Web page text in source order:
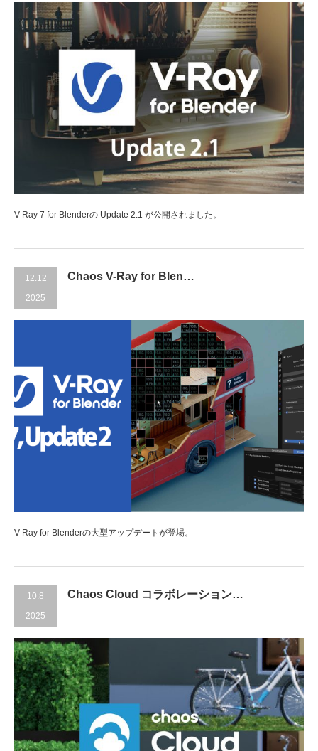
V-Ray 7 for Blenderの Update 2.1 が公開されました。
12.12
2025
Chaos V-Ray for Blen…
V-Ray for Blenderの大型アップデートが登場。
10.8
2025
Chaos Cloud コラボレーション…